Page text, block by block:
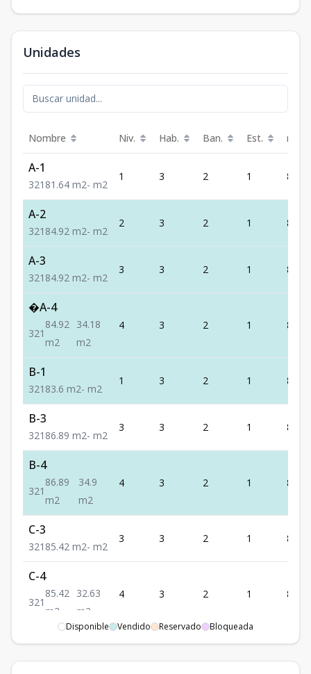
Unidades
Nombre Niv. Hab. Ban. Est. m²
A-1
321 81.64 m2- m2
1 3 2 1 81.64
A-2
321 84.92 m2- m2
2 3 2 1 84.92
A-3
321 84.92 m2- m2
3 3 2 1 84.92
�A-4
321
84.92
m2
34.18
m2
4 3 2 1 84.92
B-1
321 83.6 m2- m2
1 3 2 1 83.6
B-3
321 86.89 m2- m2
3 3 2 1 86.89
B-4
321
86.89
m2
34.9
m2
4 3 2 1 86.89
C-3
321 85.42 m2- m2
3 3 2 1 85.42
C-4
321
85.42
m2
32.63
m2
4 3 2 1 85.42
D-2
Disponible Vendido Reservado Bloqueada